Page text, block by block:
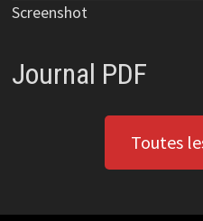
Screenshot
Journal PDF
Toutes